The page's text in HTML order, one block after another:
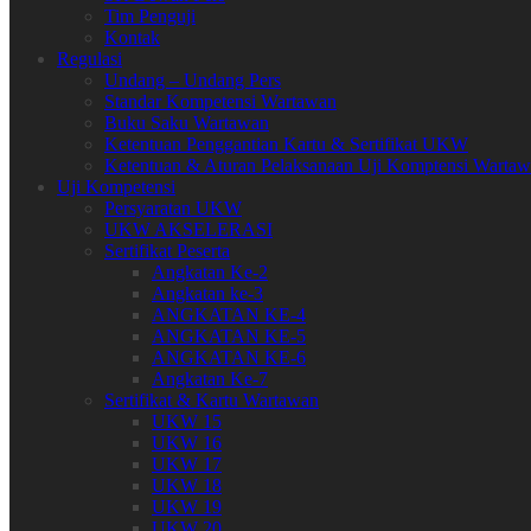
Tim Penguji
Kontak
Regulasi
Undang – Undang Pers
Standar Kompetensi Wartawan
Buku Saku Wartawan
Ketentuan Penggantian Kartu & Sertifikat UKW
Ketentuan & Aturan Pelaksanaan Uji Komptensi
Uji Kompetensi
Persyaratan UKW
UKW AKSELERASI
Sertifikat Peserta
Angkatan Ke-2
Angkatan ke-3
ANGKATAN KE-4
ANGKATAN KE-5
ANGKATAN KE-6
Angkatan Ke-7
Sertifikat & Kartu Wartawan
UKW 15
UKW 16
UKW 17
UKW 18
UKW 19